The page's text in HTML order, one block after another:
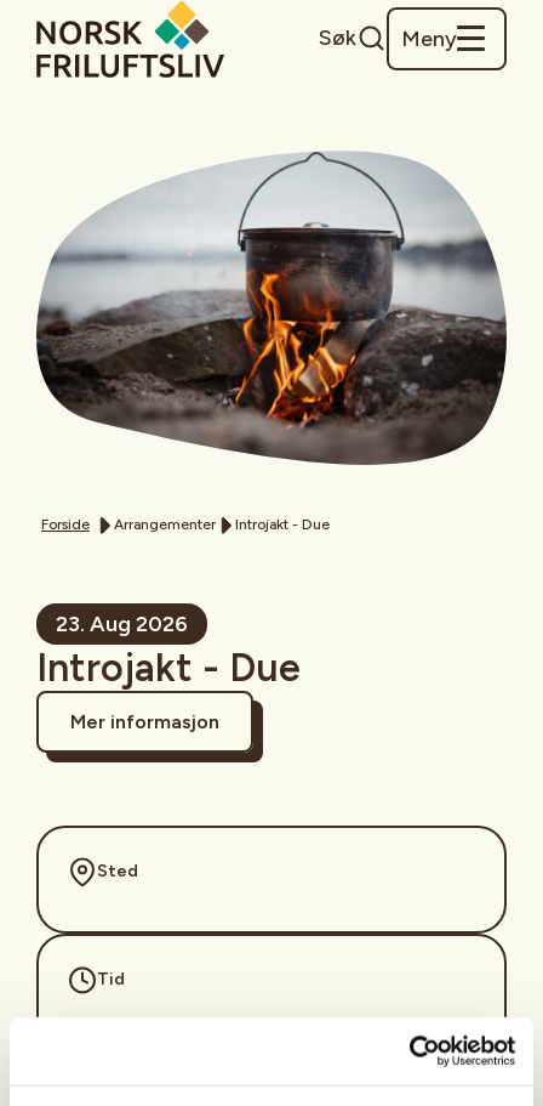
Søk Meny
Forside Arrangementer Introjakt - Due
23. Aug 2026
Introjakt - Due
Mer informasjon
Sted
Tid